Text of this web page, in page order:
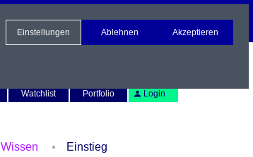
Watchlist Portfolio Login
Wissen Einstieg
Einstellungen Ablehnen Akzeptieren